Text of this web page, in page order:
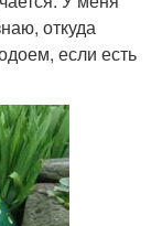
откуда
если есть